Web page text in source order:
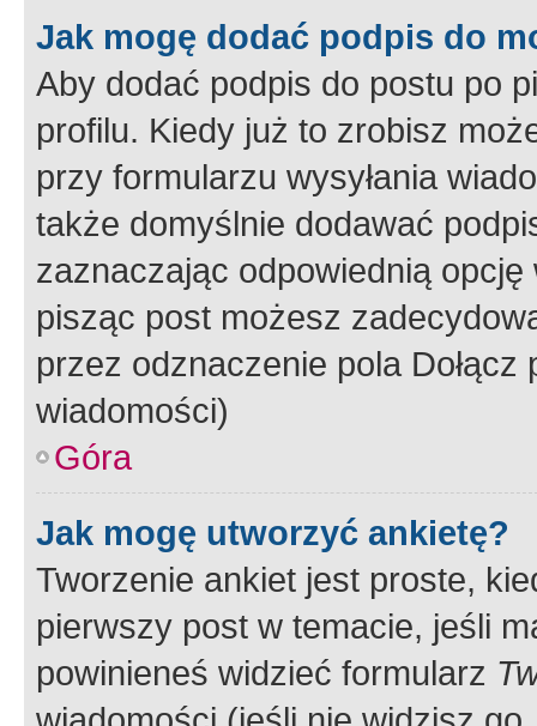
Jak mogę dodać podpis do
Aby dodać podpis do postu po
profilu. Kiedy już to zrobisz
przy formularzu wysyłania
także domyślnie dodawać
zaznaczając odpowiednią
pisząc post możesz
przez odznaczenie pola
wiadomości)
Góra
Jak mogę utworzyć ankietę?
Tworzenie ankiet jest proste,
pierwszy post w temacie, jeśli
powinieneś widzieć formularz